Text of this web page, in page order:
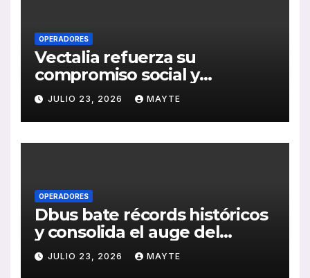
OPERADORES
Vectalia refuerza su
compromiso social y
medioambiental con la
publicación de su Memoria
de RSC 2025
JULIO 23, 2026 MAYTE
OPERADORES
Dbus bate récords históricos
y consolida el auge del
transporte público en San
Sebastián
JULIO 23, 2026 MAYTE